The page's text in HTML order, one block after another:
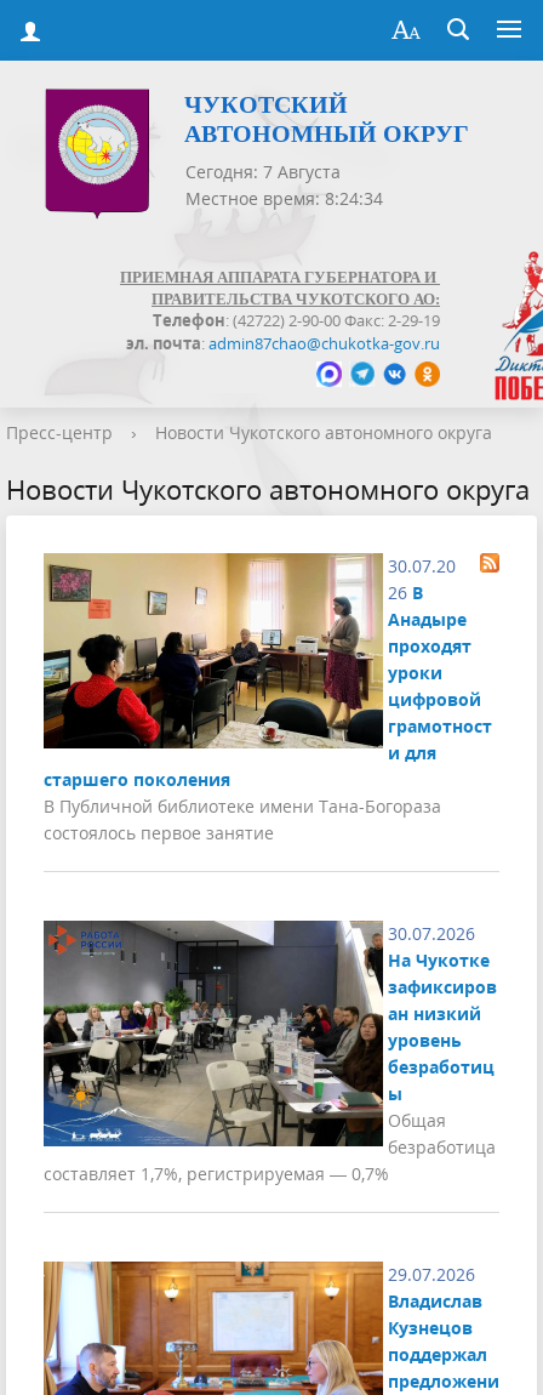
ЧУКОТСКИЙ
АВТОНОМНЫЙ ОКРУГ
Сегодня: 7 Августа
Местное время: 8:24:35
ПРИЕМНАЯ АППАРАТА ГУБЕРНАТОРА И
ПРАВИТЕЛЬСТВА ЧУКОТСКОГО АО:
Телефон: (42722) 2-90-00 Факс: 2-29-19
эл. почта:admin87chao@chukotka-gov.ru
Пресс-центр › Новости Чукотского автономного округа
Новости Чукотского автономного округа
30.07.20
26 В
Анадыре
проходят
уроки
цифровой
грамотност
и для
старшего поколения
В Публичной библиотеке имени Тана-Богораза
состоялось первое занятие
30.07.2026
На Чукотке
зафиксиров
ан низкий
уровень
безработиц
ы
Общая
безработица
составляет 1,7%, регистрируемая — 0,7%
29.07.2026
Владислав
Кузнецов
поддержал
предложени